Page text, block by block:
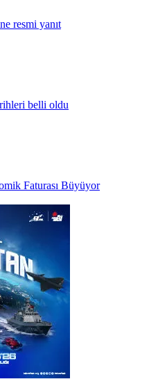
resmi yanıt
belli oldu
Faturası Büyüyor